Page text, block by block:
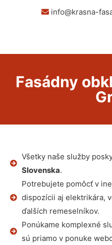
info@krasna-
Fasádny
Všetky naše služby
Slovenska.
Potrebujete pomôcť v
dispozícii aj elektrikára,
ďalších remeselníkov.
Ponúkame komplexné
sú priamo v ponuke